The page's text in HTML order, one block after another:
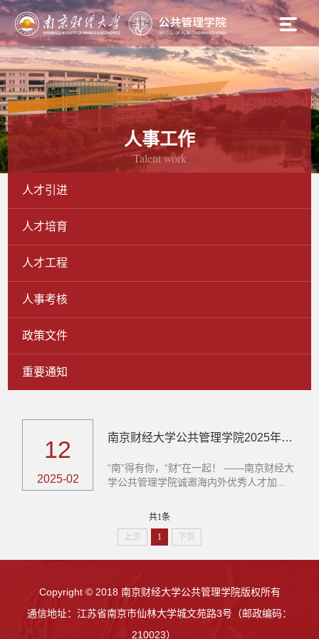
人事工作
Talent work
人才引进
人才培育
人才工程
人事考核
政策文件
重要通知
12
2025-02
南京财经大学公共管理学院2025年诚聘海内外优秀人才
“南”得有你，“财”在一起！ ——南京财经大
学公共管理学院诚邀海内外优秀人才加...
共1条
上页
1 下页
Copyright © 2018 南京财经大学公共管理学院版权所有
通信地址：江苏省南京市仙林大学城文苑路3号（邮政编码：
210023）